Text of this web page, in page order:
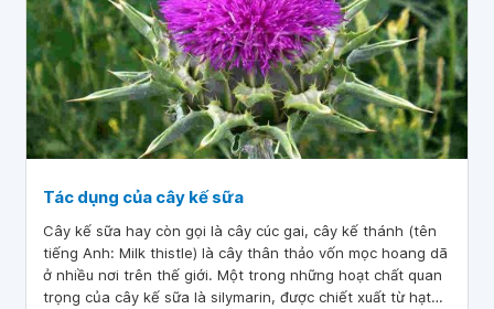
Tác dụng của cây kế sữa
Cây kế sữa hay còn gọi là cây cúc gai, cây kế thánh (tên
tiếng Anh: Milk thistle) là cây thân thảo vốn mọc hoang dã
ở nhiều nơi trên thế giới. Một trong những hoạt chất quan
trọng của cây kế sữa là silymarin, được chiết xuất từ hạt